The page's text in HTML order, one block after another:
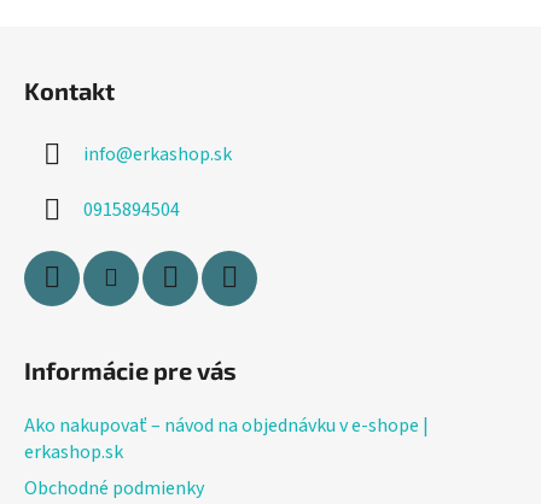
Kontakt
info@erkashop.sk
0915894504
Informácie pre vás
Ako nakupovať – návod na objednávku v e-shope |
erkashop.sk
Obchodné podmienky